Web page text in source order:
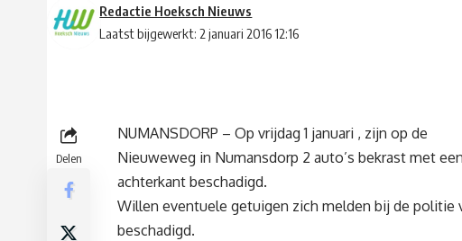
Laatst bijgewerkt: 2 januari 2016 12:16
Redactie Hoeksch Nieuws
Delen
NUMANSDORP – Op vrijdag 1 januari , zijn op de
Nieuweweg in Numansdorp 2 auto’s bekrast met
achterkant beschadigd.
Willen eventuele getuigen zich melden bij de politie
beschadigd.